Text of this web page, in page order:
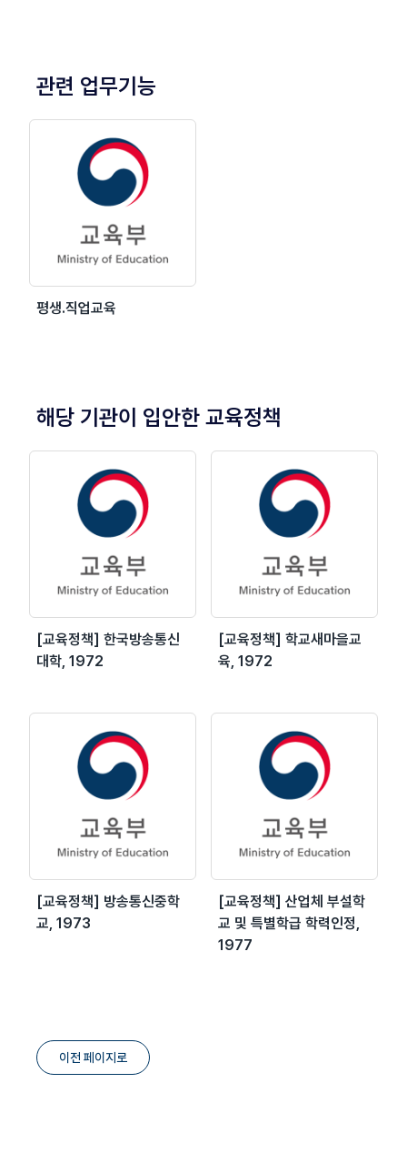
관련 업무기능
평생.직업교육
해당 기관이 입안한 교육정책
[교육정책] 한국방송통신
대학, 1972
[교육정책] 학교새마을교
육, 1972
[교육정책] 방송통신중학
교, 1973
[교육정책] 산업체 부설학
교 및 특별학급 학력인정,
1977
이전 페이지로